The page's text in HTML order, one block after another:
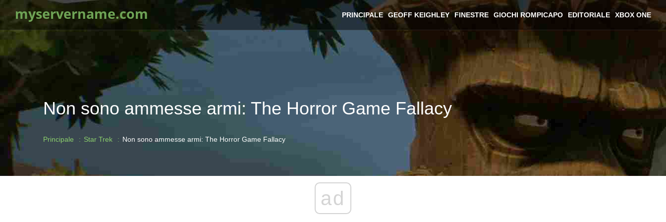
myservername.com PRINCIPALE GEOFF KEIGHLEY FINESTRE GIOCHI ROMPICAPO EDITORIALE XBOX ONE
Non sono ammesse armi: The Horror Game Fallacy
Principale Star Trek Non sono ammesse armi: The Horror Game Fallacy
ad